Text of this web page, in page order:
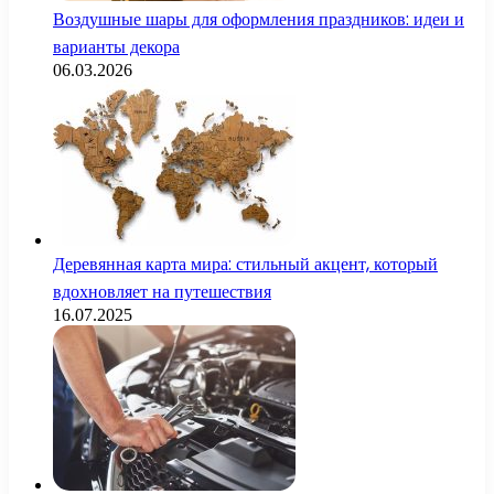
Воздушные шары для оформления праздников: идеи и
варианты декора
06.03.2026
Деревянная карта мира: стильный акцент, который
вдохновляет на путешествия
16.07.2025